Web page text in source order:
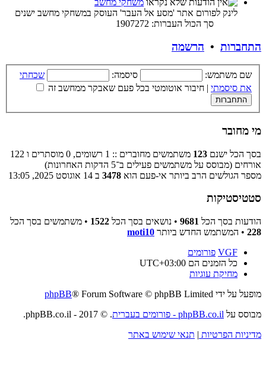
משחקי מחשב
לינק לפורום אתר 'מסע אל העבר' העוסק במשחקי מחשב ישנים
סך הכול העברות: 1907272
התחברות • הרשמה
שם משתמש: סיסמה:
שכחתי
את סיסמתי | חיבור אוטומטי בכל פעם שאבקר ממחשב זה
מי מחובר
בסך הכל ישנם 123
משתמשים מחוברים :: 1 רשומים, 0 מוסתרים ו 122
אורחים (מבוסס על משתמשים פעילים ב־5 הדקות האחרונות)
מספר הגולשים הרב ביותר אי-פעם הוא 3478 ב 14 אוגוסט 2025, 13:05
סטטיסטיקות
הודעות בסך הכל 9681 • נושאים בסך הכל 1522 • משתמשים בסך הכל
228 • המשתמש החדש ביותר moti10
VGF פורומים
כל הזמנים הם UTC+03:00
מחיקת עוגיות
מופעל על ידי
phpBB® Forum Software © phpBB Limited
מבוסס על phpBB.co.il - פורומים בעברית
. © 2017 - phpBB.co.il.
מדיניות הפרטיות | תנאי שימוש באתר